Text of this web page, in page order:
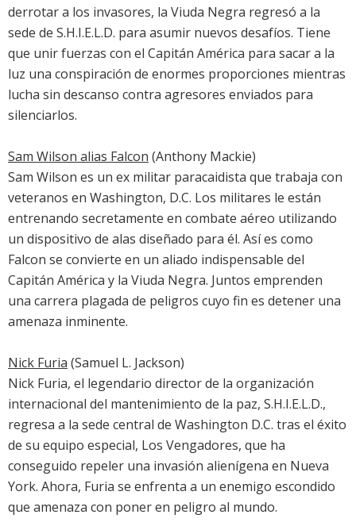
derrotar a los invasores, la Viuda Negra regresó a la
sede de S.H.I.E.L.D. para asumir nuevos desafíos. Tiene
que unir fuerzas con el Capitán América para sacar a la
luz una conspiración de enormes proporciones mientras
lucha sin descanso contra agresores enviados para
silenciarlos.
Sam Wilson alias Falcon (Anthony Mackie)
Sam Wilson es un ex militar paracaidista que trabaja con
veteranos en Washington, D.C. Los militares le están
entrenando secretamente en combate aéreo utilizando
un dispositivo de alas diseñado para él. Así es como
Falcon se convierte en un aliado indispensable del
Capitán América y la Viuda Negra. Juntos emprenden
una carrera plagada de peligros cuyo fin es detener una
amenaza inminente.
Nick Furia (Samuel L. Jackson)
Nick Furia, el legendario director de la organización
internacional del mantenimiento de la paz, S.H.I.E.L.D.,
regresa a la sede central de Washington D.C. tras el éxito
de su equipo especial, Los Vengadores, que ha
conseguido repeler una invasión alienígena en Nueva
York. Ahora, Furia se enfrenta a un enemigo escondido
que amenaza con poner en peligro al mundo.